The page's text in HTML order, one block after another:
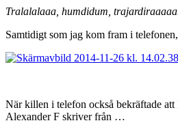
Tralalalaaa, humdidum,
Samtidigt som jag kom fram i
När killen i telefon också bekräftade
Alexander F skriver från …